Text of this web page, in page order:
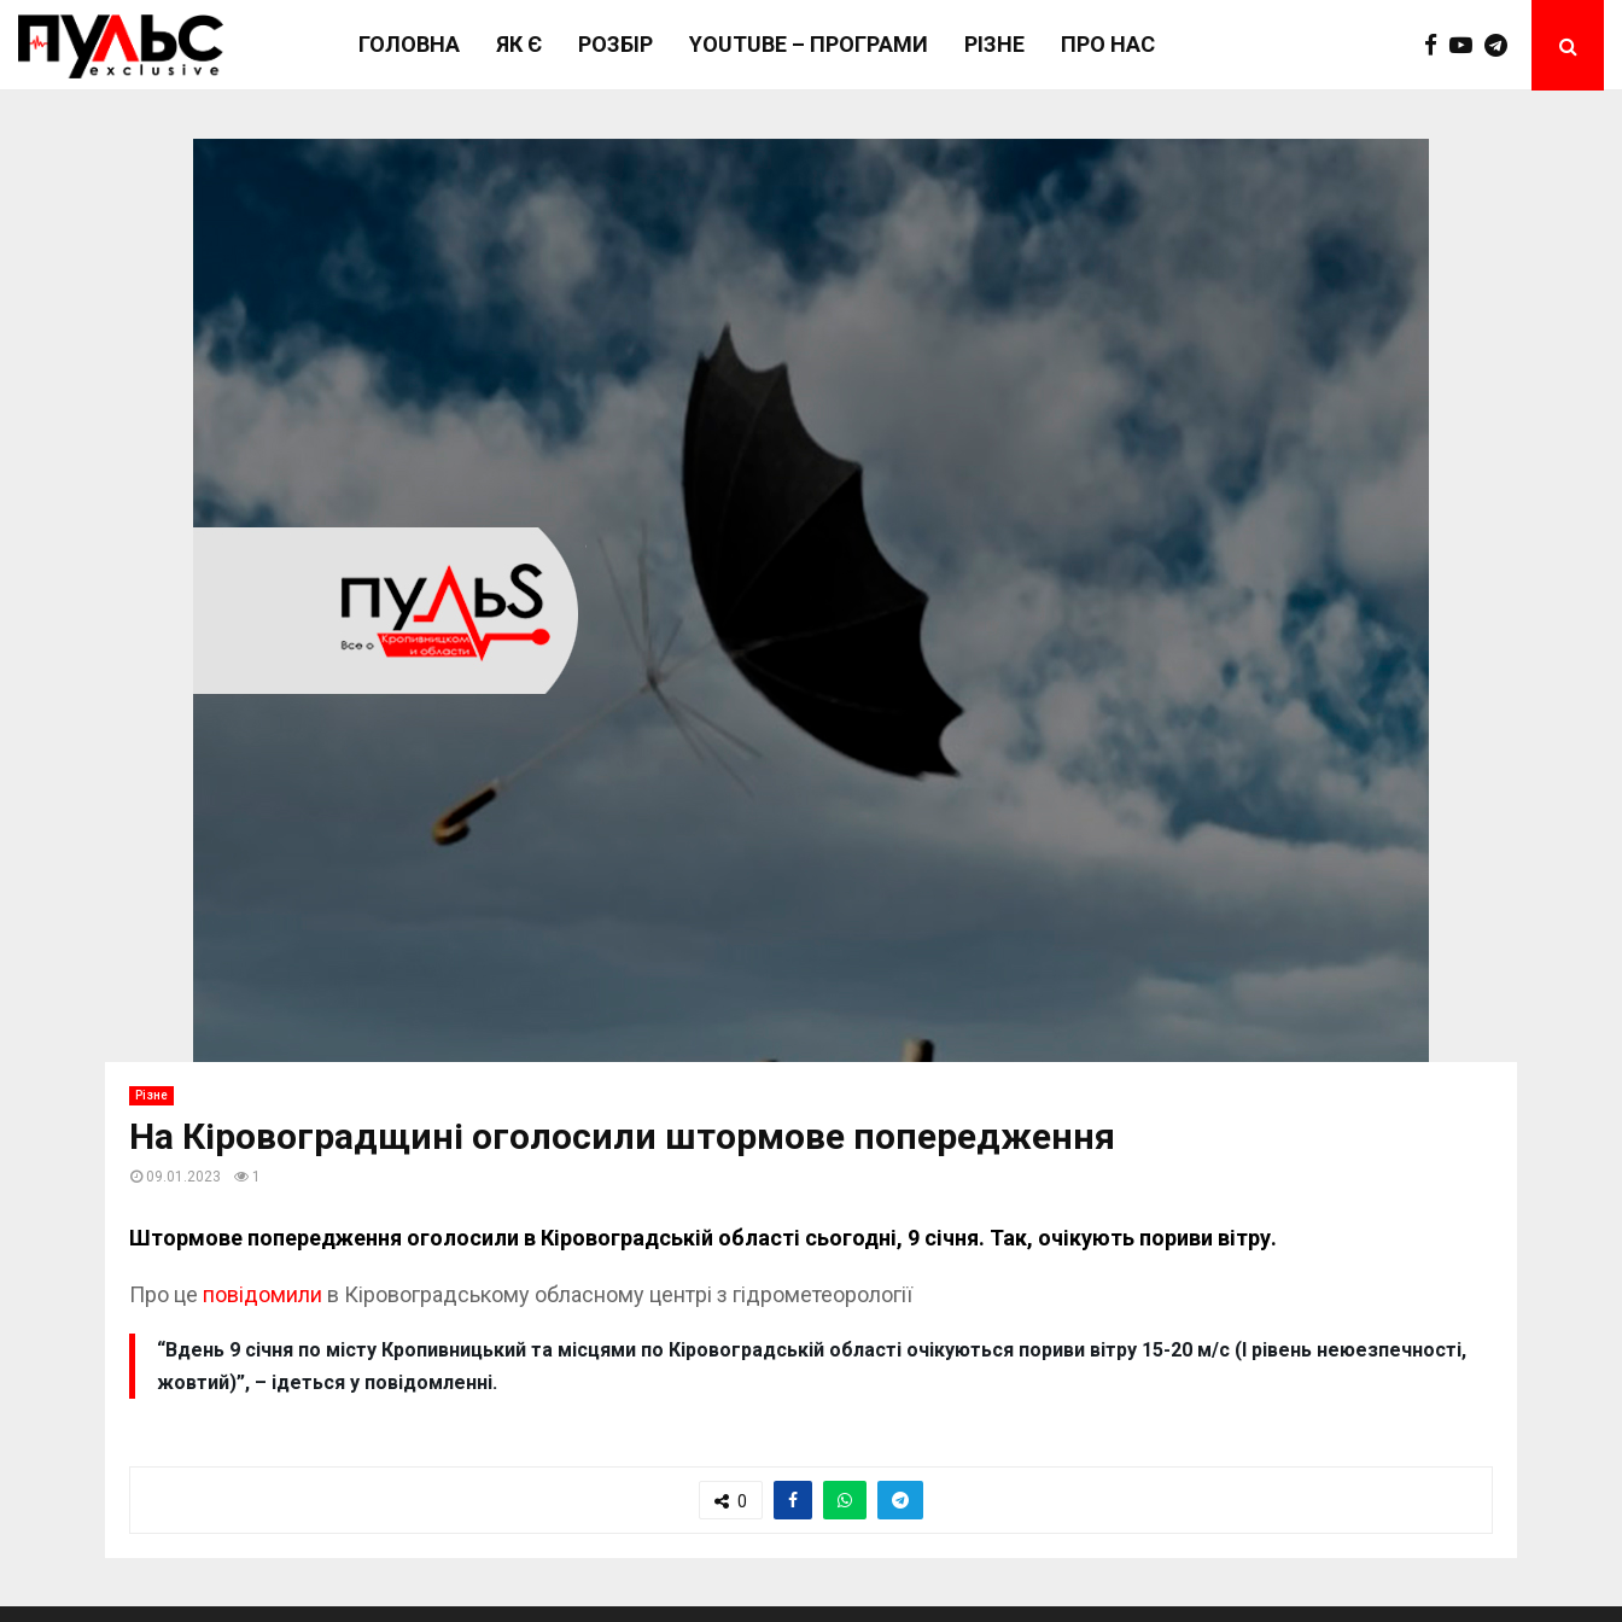
ГОЛОВНА ЯК Є РОЗБІР YOUTUBE – ПРОГРАМИ РІЗНЕ ПРО НАС
Різне
На Кіровоградщині оголосили штормове попередження
09.01.2023 1
Штормове попередження оголосили в Кіровоградській області сьогодні, 9 січня. Так, очікують пориви вітру.
Про це повідомили в Кіровоградському обласному центрі з гідрометеорології
“Вдень 9 січня по місту Кропивницький та місцями по Кіровоградській області очікуються пориви вітру 15-20 м/с (І рівень неюезпечності,
жовтий)”, – ідеться у повідомленні.
0